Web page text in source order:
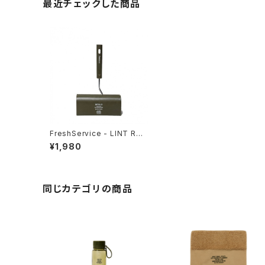
最近チェックした商品
FreshService - LINT ROL
LER
¥1,980
同じカテゴリの商品